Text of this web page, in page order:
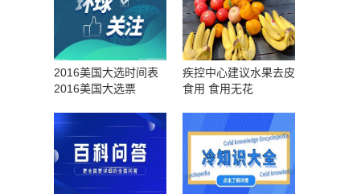
2016美国大选时间表
2016美国大选票
疾控中心建议水果去皮
食用 食用无花